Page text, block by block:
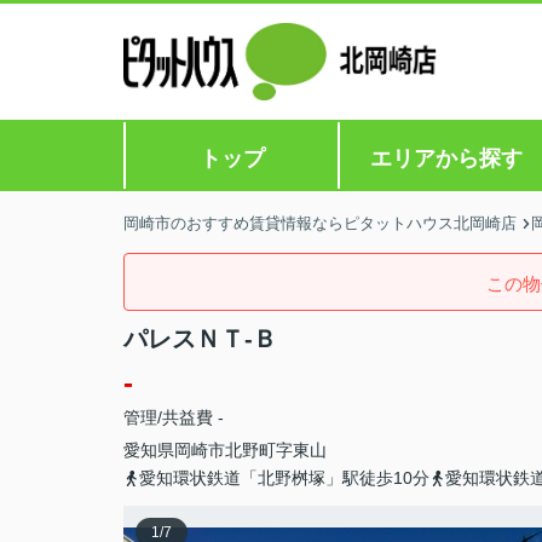
トップ エリアから探す
岡崎市のおすすめ賃貸情報ならピタットハウス北岡崎店
この
パレスＮＴ-Ｂ
-
管理/共益費 -
愛知県岡崎市北野町字東山
愛知環状鉄道「北野桝塚」駅徒歩10分
愛知環状鉄
1/7